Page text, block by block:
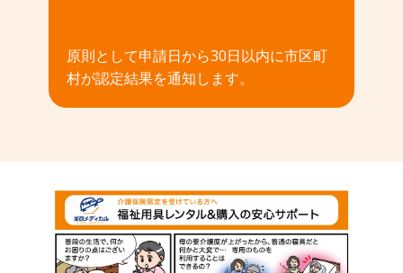
原則として申請日から30日以内に市区町
村が認定結果を通知します。